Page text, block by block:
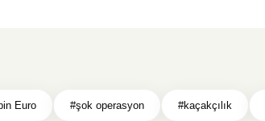
Euro #şok operasyon #kaçakçılık